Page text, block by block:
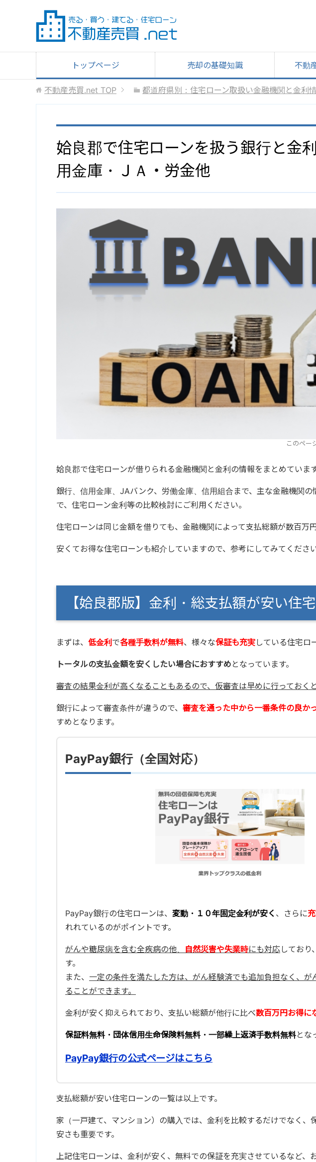
トップページ 売却の基礎知識 不動
不動産売買.net TOP 都道府県別：住宅ローン取扱い金融機関と金利
姶良郡で住宅ローンを扱う銀行と金
用金庫・ＪＡ・労金他
このペー
姶良郡で住宅ローンが借りられる金融機関と金利の情報をまとめています
銀行、信用金庫、JAバンク、労働金庫、信用組合まで、主な金融機関の
で、住宅ローン金利等の比較検討にご利用ください。
住宅ローンは同じ金額を借りても、金融機関によって支払総額が数百万円
安くてお得な住宅ローンも紹介していますので、参考にしてみてください
【姶良郡版】金利・総支払額が安い住
まずは、 低金利で各種手数料が無料、様々な保証も充実している住宅ロ
トータルの支払金額を安くしたい場合におすすめ となっています。
審査の結果金利が高くなることもあるので、仮審査は早めに行っておく
銀行によって審査条件が違うので、 審査を通った中から一番条件の良か
すめとなります。
PayPay銀行（全国対応）
PayPay銀行の住宅ローンは、 変動・１０年固定金利が安く 、さらに
れれているのがポイントです。
がんや糖尿病を含む全疾病の他、 自然災害や失業時にも対応しており
す。
また、 一定の条件を満たした方は、がん経験済でも追加負担なく、が
ることができます。
金利が安く抑えられており、支払い総額が他行に比べ数百万円お得に
保証料無料・団体信用生命保険料無料・一部繰上返済手数料無料とな
PayPay銀行の公式ページはこちら
支払総額が安い住宅ローンの一覧は以上です。
家（一戸建て、マンション）の購入では、金利を比較するだけでなく、
安さも重要です。
上記住宅ローンは、金利が安く、無料での保証を充実させているなど、